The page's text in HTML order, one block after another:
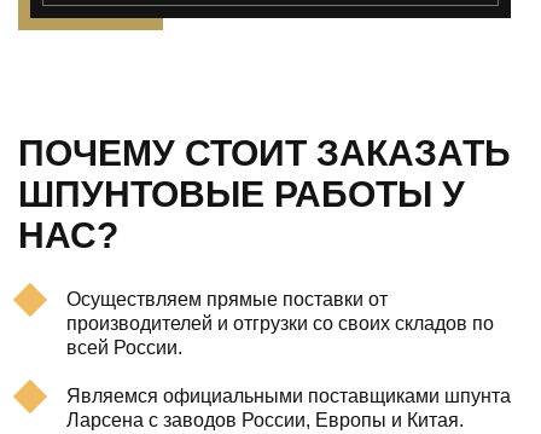
ПОЧЕМУ СТОИТ ЗАКАЗАТЬ
ШПУНТОВЫЕ РАБОТЫ У
НАС?
Осуществляем прямые поставки от
производителей и отгрузки со своих складов по
всей России.
Являемся официальными поставщиками шпунта
Ларсена с заводов России, Европы и Китая.